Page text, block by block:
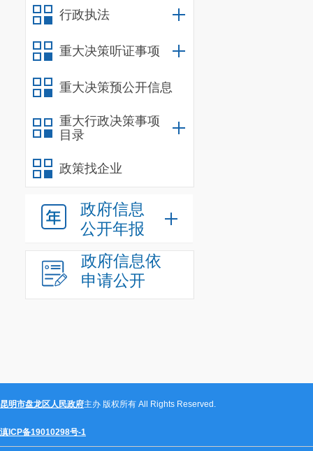
行政执法
重大决策听证事项
重大决策预公开信息
重大行政决策事项
目录
政策找企业
政府信息
公开年报
政府信息依
申请公开
昆明市盘龙区人民政府主办 版权所有 All Rights Reserved.
滇ICP备19010298号-1